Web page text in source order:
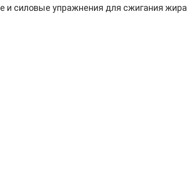
и силовые упражнения для сжигания